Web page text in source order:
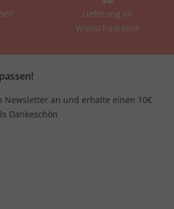
Lieferung an
Wunschadresse
Newsletter an und erhalte einen 10€
Dankeschön